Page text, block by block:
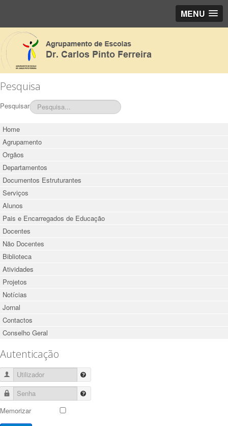
MENU
Pesquisa
Pesquisar
Home
Agrupamento
Orgãos
Departamentos
Documentos Estruturantes
Serviços
Alunos
Pais e Encarregados de Educação
Docentes
Não Docentes
Biblioteca
Atividades
Projetos
Notícias
Jornal
Contactos
Conselho Geral
Autenticação
Utilizador
Senha
Memorizar